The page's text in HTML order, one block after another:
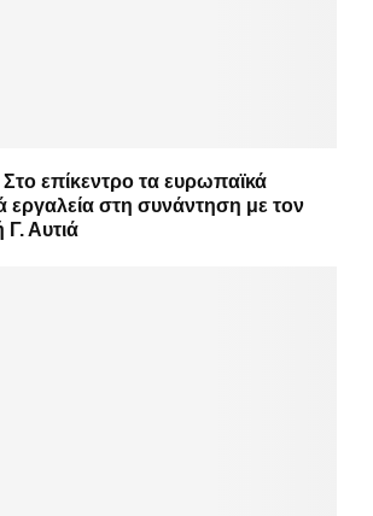
επίκεντρο τα ευρωπαϊκά
εργαλεία στη συνάντηση με τον
Αυτιά